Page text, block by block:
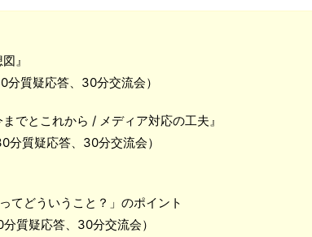
』
質疑応答、30分交流会）
とこれから / メディア対応の工夫』
質疑応答、30分交流会）
てどういうこと？」のポイント
質疑応答、30分交流会）